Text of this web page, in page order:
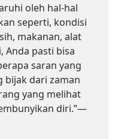
oleh hal-hal
seperti, kondisi
makanan, alat
Anda pasti bisa
saran yang
bijak dari zaman
yang melihat
diri.”—